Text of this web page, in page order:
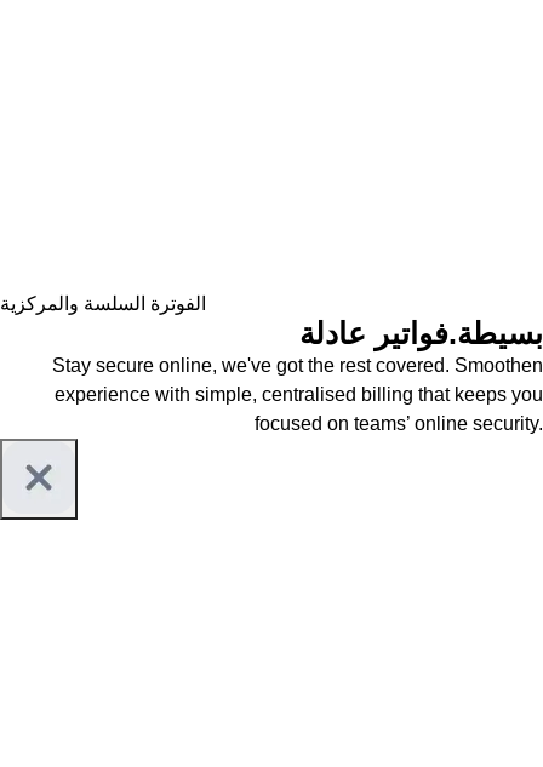
الفوترة السلسة والمركزية
بسيطة.فواتير عادلة
Stay secure online, we've got the rest covered. Smoothen
experience with simple, centralised billing that keeps you
focused on teams’ online security.